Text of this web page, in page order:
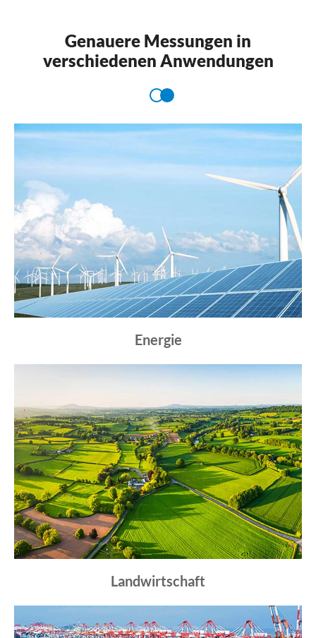
Genauere Messungen in
verschiedenen Anwendungen
Energie
Landwirtschaft